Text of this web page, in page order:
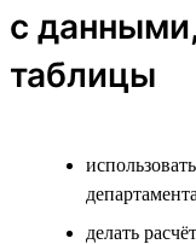
с
таблицы
делать